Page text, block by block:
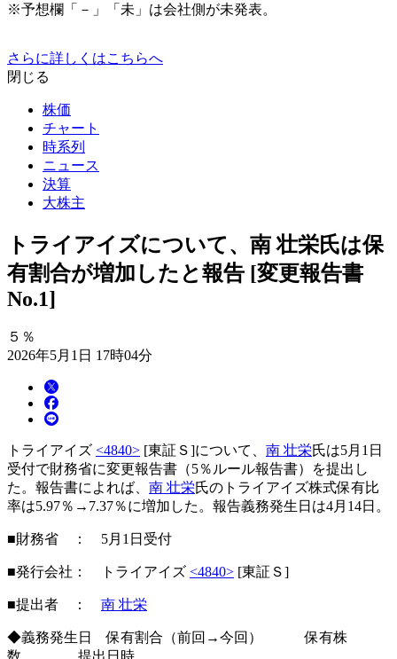
※予想欄「－」「未」は会社側が未発表。
さらに詳しくはこちらへ
閉じる
株価
チャート
時系列
ニュース
決算
大株主
トライアイズについて、南 壮栄氏は保
有割合が増加したと報告 [変更報告書
No.1]
５％
2026年5月1日 17時04分
トライアイズ <4840> [東証Ｓ]について、 南 壮栄氏は5月1日
受付で財務省に変更報告書（5％ルール報告書）を提出し
た。報告書によれば、 南 壮栄氏のトライアイズ株式保有比
率は5.97％→7.37％に増加した。報告義務発生日は4月14日。
■財務省 ： 5月1日受付
■発行会社： トライアイズ <4840> [東証Ｓ]
■提出者 ： 南 壮栄
◆義務発生日 保有割合（前回→今回） 保有株